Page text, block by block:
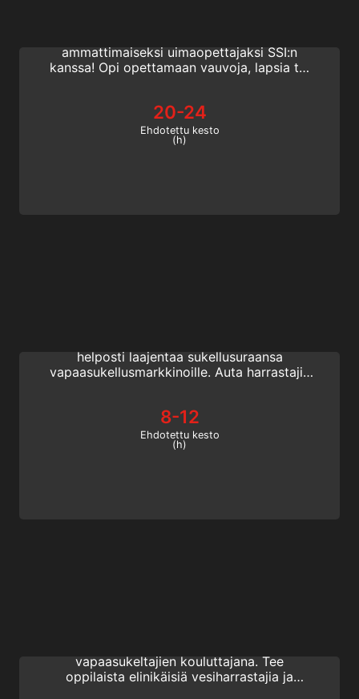
ammattimaiseksi uimaopettajaksi SSI:n
kanssa! Opi opettamaan vauvoja, lapsia tai
20-24
Ehdotettu kesto
(h)
helposti laajentaa sukellusuraansa
vapaasukellusmarkkinoille. Auta harrastajia
aloitustason kurssilla.
8-12
Ehdotettu kesto
(h)
vapaasukeltajien kouluttajana. Tee
oppilaista elinikäisiä vesiharrastajia ja